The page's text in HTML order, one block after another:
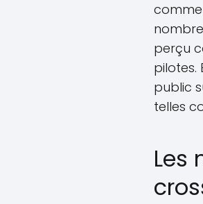
perçu
pilotes.
public
telles
Les